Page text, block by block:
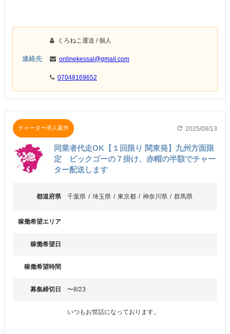
連絡先
くろねこ運送 / 個人
onlinekessai@gmail.com
07048169652
チャーター求人案件 refresh 2025/08/13
同業者代走OK【１回限り 関東発】九州方面限
定 ピックゴーの７掛け、赤帽の半額でチャー
ター配送します
都道府県 千葉県 埼玉県 東京都 神奈川県 群馬県
稼働希望エリア
稼働希望日
稼働希望時間
募集締切日 〜8/23
いつもお世話になっております。